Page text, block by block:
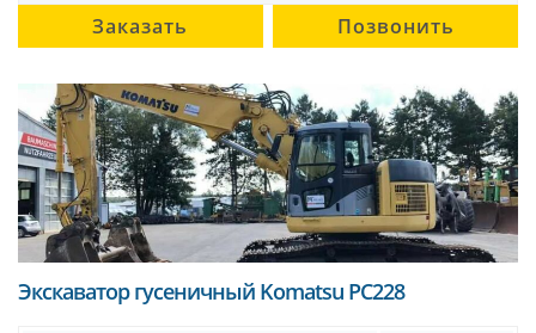
Заказать Позвонить
Экскаватор гусеничный Komatsu PC228